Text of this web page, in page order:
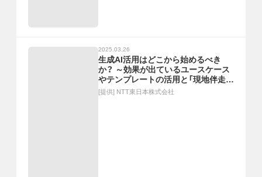
2025.03.26
生成AI活用はどこから始めるべき
か？ ～効果が出ているユースケース
やテンプレートの活用と「現地伴走」
の重要性～
[提供] NTT東日本株式会社